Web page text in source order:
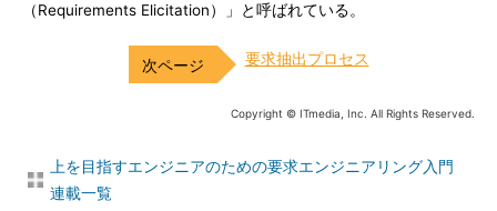
（Requirements Elicitation）」と呼ばれている。
要求抽出プロセス
Copyright © ITmedia, Inc. All Rights Reserved.
上を目指すエンジニアのための要求エンジニアリング入門
連載一覧